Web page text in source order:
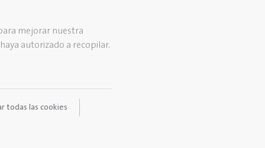
mejorar nuestra
autorizado a recopilar.
todas las cookies